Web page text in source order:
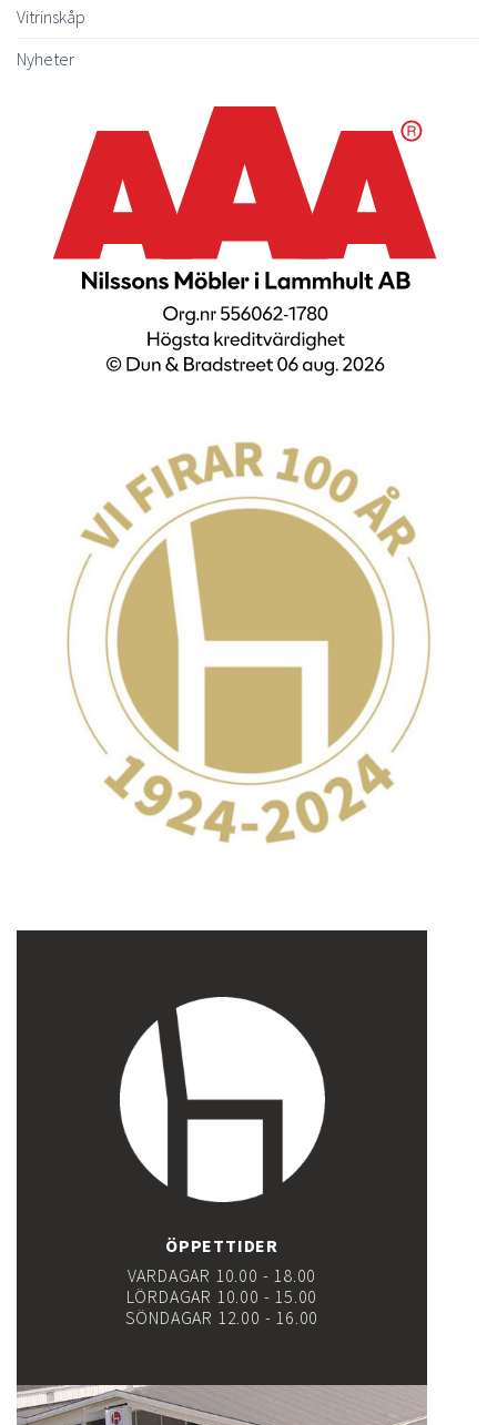
Vitrinskåp
Nyheter
ÖPPETTIDER
VARDAGAR 10.00 - 18.00
LÖRDAGAR 10.00 - 15.00
SÖNDAGAR 12.00 - 16.00